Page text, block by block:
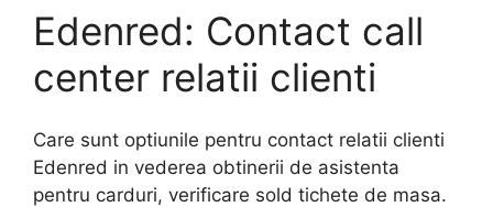
Edenred: Contact call
center relatii clienti
Care sunt optiunile pentru contact relatii clienti
Edenred in vederea obtinerii de asistenta
pentru carduri, verificare sold tichete de masa.